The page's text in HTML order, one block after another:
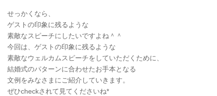
せっかくなら、
ゲストの印象に残るような
素敵なスピーチにしたいですよね＾＾
今回は、ゲストの印象に残るような
素敵なウェルカムスピーチをしていただくために、
結婚式のパターンに合わせたお手本となる
文例をみなさまにご紹介していきます。
ぜひcheckされて見てくださいね*